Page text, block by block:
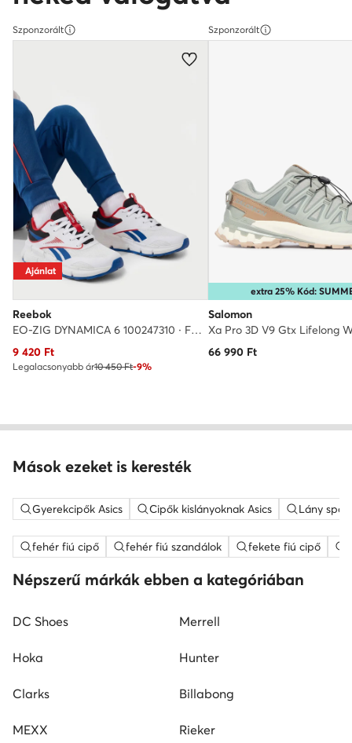
Szponzorált
Ajánlat
Reebok
EO-ZIG DYNAMICA 6 100247310 · Futócipő
Aktuális ár
9 420 Ft
Legalacsonyabb ár10 450 Ft-9%
Szponzorált
extra 25% Kód:
Salomon
66 990Ft
Mások ezeket is keresték
Gyerekcipők Asics Cipők kislányoknak Asics Lány
fehér fiú cipő fehér fiú szandálok fekete fiú cipő
Népszerű márkák ebben a kategóriában
DC Shoes Merrell
Hoka Hunter
Clarks Billabong
MEXX Rieker